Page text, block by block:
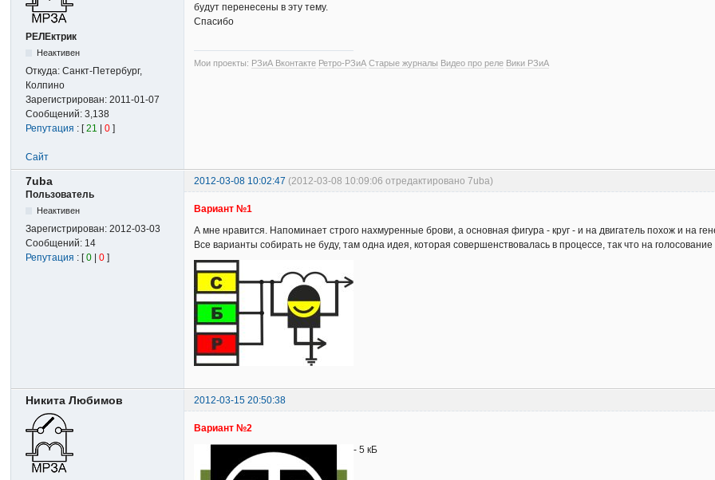
РЕЛЕктрик
Неактивен
Откуда:Санкт-Петербург,
Колпино
Зарегистрирован:2011-01-07
Сообщений:3,138
Репутация : [21 |0 ]
будут перенесены в эту тему.
Спасибо
Мои проекты: РЗиА Вконтакте Ретро-РЗиА Старые журналы Видео про реле Вики РЗиА
Сайт
7uba 2012-03-08 10:02:47 (2012-03-08 10:09:06 отредактировано 7uba)
Пользователь
Неактивен
Зарегистрирован:2012-03-03
Сообщений: 14
Репутация : [0 |0 ]
Вариант №1
А мне нравится. Напоминает строго нахмуренные брови, а основная фигура - круг - и на двигатель похож и на
Все варианты собирать не буду, там одна идея, которая совершенствовалась в процессе, так что на
Никита Любимов 2012-03-15 20:50:38
Вариант №2
- 5 кБ